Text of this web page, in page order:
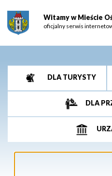
Witamy w Mieście
oficjalny serwis
DLA TURYSTY
DLA